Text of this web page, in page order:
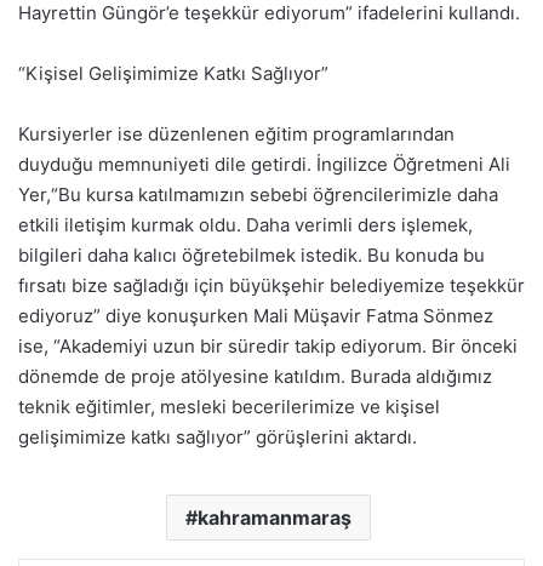
Hayrettin Güngör’e teşekkür ediyorum” ifadelerini kullandı.
“Kişisel Gelişimimize Katkı Sağlıyor”
Kursiyerler ise düzenlenen eğitim programlarından
duyduğu memnuniyeti dile getirdi. İngilizce Öğretmeni Ali
Yer,“Bu kursa katılmamızın sebebi öğrencilerimizle daha
etkili iletişim kurmak oldu. Daha verimli ders işlemek,
bilgileri daha kalıcı öğretebilmek istedik. Bu konuda bu
fırsatı bize sağladığı için büyükşehir belediyemize teşekkür
ediyoruz” diye konuşurken Mali Müşavir Fatma Sönmez
ise, “Akademiyi uzun bir süredir takip ediyorum. Bir önceki
dönemde de proje atölyesine katıldım. Burada aldığımız
teknik eğitimler, mesleki becerilerimize ve kişisel
gelişimimize katkı sağlıyor” görüşlerini aktardı.
kahramanmaraş